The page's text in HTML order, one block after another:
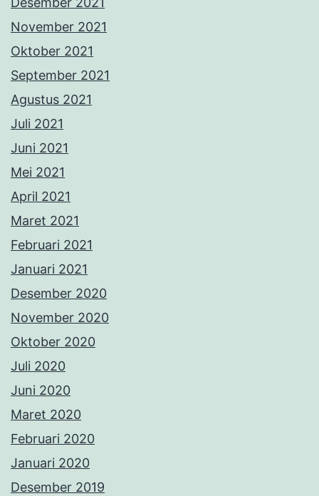
November 2021
Oktober 2021
September 2021
Agustus 2021
Juli 2021
Juni 2021
Mei 2021
April 2021
Maret 2021
Februari 2021
Januari 2021
Desember 2020
November 2020
Oktober 2020
Juli 2020
Juni 2020
Maret 2020
Februari 2020
Januari 2020
Desember 2019